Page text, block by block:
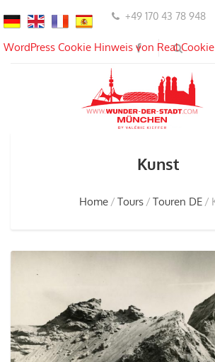
+49 170 43 78 948
Kunst
Home Tours Touren DE
WordPress Cookie Hinweis von Real